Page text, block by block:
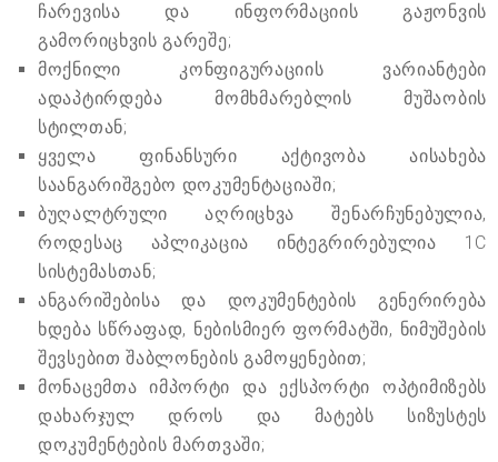
ჩარევისა და ინფორმაციის გაჟონვის
გამორიცხვის გარეშე;
მოქნილი კონფიგურაციის ვარიანტები
ადაპტირდება მომხმარებლის მუშაობის
სტილთან;
ყველა ფინანსური აქტივობა აისახება
საანგარიშგებო დოკუმენტაციაში;
ბუღალტრული აღრიცხვა შენარჩუნებულია,
როდესაც აპლიკაცია ინტეგრირებულია 1C
სისტემასთან;
ანგარიშებისა და დოკუმენტების გენერირება
ხდება სწრაფად, ნებისმიერ ფორმატში, ნიმუშების
შევსებით შაბლონების გამოყენებით;
მონაცემთა იმპორტი და ექსპორტი ოპტიმიზებს
დახარჯულ დროს და მატებს სიზუსტეს
დოკუმენტების მართვაში;